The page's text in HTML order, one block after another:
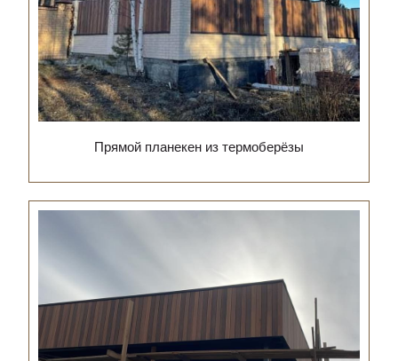
Прямой планекен из термоберёзы